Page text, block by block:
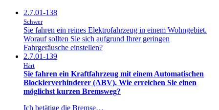
2.7.01-138
Schwer
Sie fahren ein reines Elektrofahrzeug in einem Wohngebiet.
Worauf sollten Sie sich aufgrund Ihrer geringen
Fahrgeräusche einstellen?
2.7.01-139
Hart
Sie fahren ein Kraftfahrzeug mit einem Automatischen
Blockierverhinderer (ABV). Wie erreichen Sie einen
möglichst kurzen Bremsweg?
Ich betätige die Bremse…